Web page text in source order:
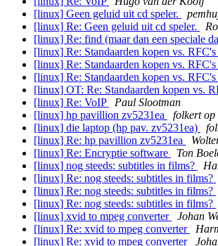
[linux] Geen geluid uit cd speler.
[linux] Re: Geen geluid uit cd speler.
[linux] Re: find (maar dan een speciale
[linux] Re: Standaarden kopen vs.
[linux] Re: Standaarden kopen vs.
[linux] Re: Standaarden kopen vs.
[linux] OT: Re: Standaarden kopen vs.
[linux] Re: VoIP
Paul Slootman
[linux] hp pavillion zv5231ea
folkert op
[linux] die laptop (hp pav. zv5231ea)
[linux] Re: hp pavillion zv5231ea
[linux] Re: Encryptie software
Ton
[linux] nog steeds: subtitles in films?
[linux] Re: nog steeds: subtitles in films?
[linux] Re: nog steeds: subtitles in films?
[linux] Re: nog steeds: subtitles in films?
[linux] xvid to mpeg converter
Johan
[linux] Re: xvid to mpeg converter
[linux] Re: xvid to mpeg converter